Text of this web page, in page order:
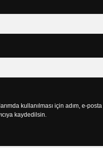
kullanılması için adım, e-
kaydedilsin.